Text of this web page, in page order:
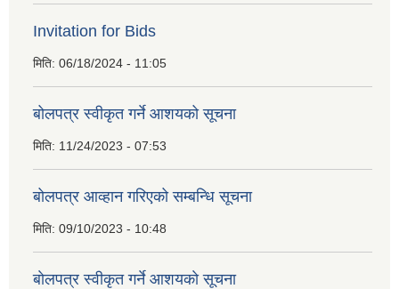
Invitation for Bids
मिति: 06/18/2024 - 11:05
बोलपत्र स्वीकृत गर्ने आशयको सूचना
मिति: 11/24/2023 - 07:53
बोलपत्र आव्हान गरिएको सम्बन्धि सूचना
मिति: 09/10/2023 - 10:48
बाेलपत्र स्वीकृत गर्ने आशयकाे सूचना